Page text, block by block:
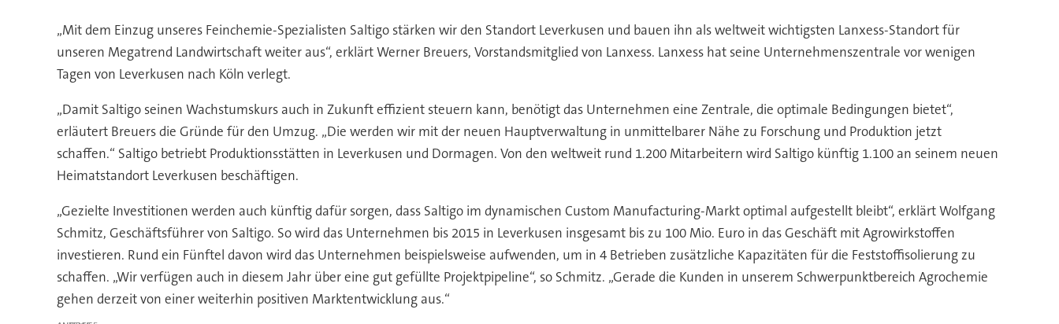
„Mit dem Einzug unseres Feinchemie-Spezialisten Saltigo stärken wir den Standort Leverkusen und bauen ihn als weltweit wichtigsten Lanxess-Standort für
unseren Megatrend Landwirtschaft weiter aus“, erklärt Werner Breuers, Vorstandsmitglied von Lanxess. Lanxess hat seine Unternehmenszentrale vor wenigen
Tagen von Leverkusen nach Köln verlegt.
„Damit Saltigo seinen Wachstumskurs auch in Zukunft effizient steuern kann, benötigt das Unternehmen eine Zentrale, die optimale Bedingungen bietet“,
erläutert Breuers die Gründe für den Umzug. „Die werden wir mit der neuen Hauptverwaltung in unmittelbarer Nähe zu Forschung und Produktion jetzt
schaffen.“ Saltigo betriebt Produktionsstätten in Leverkusen und Dormagen. Von den weltweit rund 1.200 Mitarbeitern wird Saltigo künftig 1.100 an seinem neuen
Heimatstandort Leverkusen beschäftigen.
„Gezielte Investitionen werden auch künftig dafür sorgen, dass Saltigo im dynamischen Custom Manufacturing-Markt optimal aufgestellt bleibt“, erklärt Wolfgang
Schmitz, Geschäftsführer von Saltigo. So wird das Unternehmen bis 2015 in Leverkusen insgesamt bis zu 100 Mio. Euro in das Geschäft mit Agrowirkstoffen
investieren. Rund ein Fünftel davon wird das Unternehmen beispielsweise aufwenden, um in 4 Betrieben zusätzliche Kapazitäten für die Feststoffisolierung zu
schaffen. „Wir verfügen auch in diesem Jahr über eine gut gefüllte Projektpipeline“, so Schmitz. „Gerade die Kunden in unserem Schwerpunktbereich Agrochemie
gehen derzeit von einer weiterhin positiven Marktentwicklung aus.“